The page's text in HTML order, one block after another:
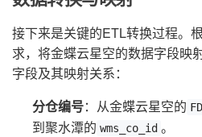
接下来是关键的ETL转换过程。
求，将金蝶云星空的数据字段映
字段及其映射关系：
分仓编号：从金蝶云星空的
到聚水潭的 wms_co_id 。